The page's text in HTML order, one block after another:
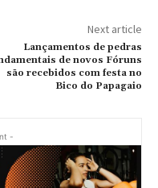
Next article
Lançamentos de pedras
de novos Fóruns
são recebidos com festa no
Bico do Papagaio
-